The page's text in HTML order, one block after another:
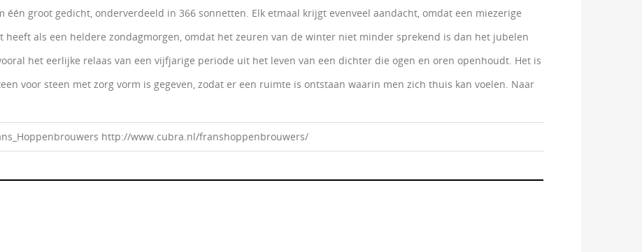
één groot gedicht, onderverdeeld in 366 sonnetten. Elk etmaal krijgt evenveel aandacht, omdat een miezerige
heeft als een heldere zondagmorgen, omdat het zeuren van de winter niet minder sprekend is dan het jubelen
het eerlijke relaas van een vijfjarige periode uit het leven van een dichter die ogen en oren openhoudt. Het is
voor steen met zorg vorm is gegeven, zodat er een ruimte is ontstaan waarin men zich thuis kan voelen. Naar
http://www.cubra.nl/franshoppenbrouwers/